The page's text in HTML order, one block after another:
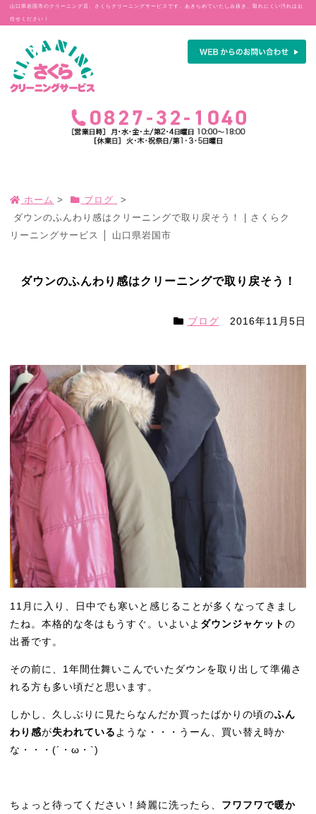
山口県岩国市のクリーニング店、さくらクリーニングサービスです。あきらめていたしみ抜き、取れにくい汚れはお
任せください！
ホーム > ブログ
>
ダウンのふんわり感はクリーニングで取り戻そう！ | さくらク
リーニングサービス │ 山口県岩国市
ダウンのふんわり感はクリーニングで取り戻そう！
2016年11月5日
ブログ
11月に入り、日中でも寒いと感じることが多くなってきまし
たね。本格的な冬はもうすぐ。いよいよ ダウンジャケットの
出番です。
その前に、1年間仕舞いこんでいたダウンを取り出して準備さ
れる方も多い頃だと思います。
しかし、久しぶりに見たらなんだか買ったばかりの頃のふん
わり感が失われている ような・・・うーん、買い替え時か
な・・・(´・ω・`)
ちょっと待ってください！綺麗に洗ったら、 フワフワで暖か